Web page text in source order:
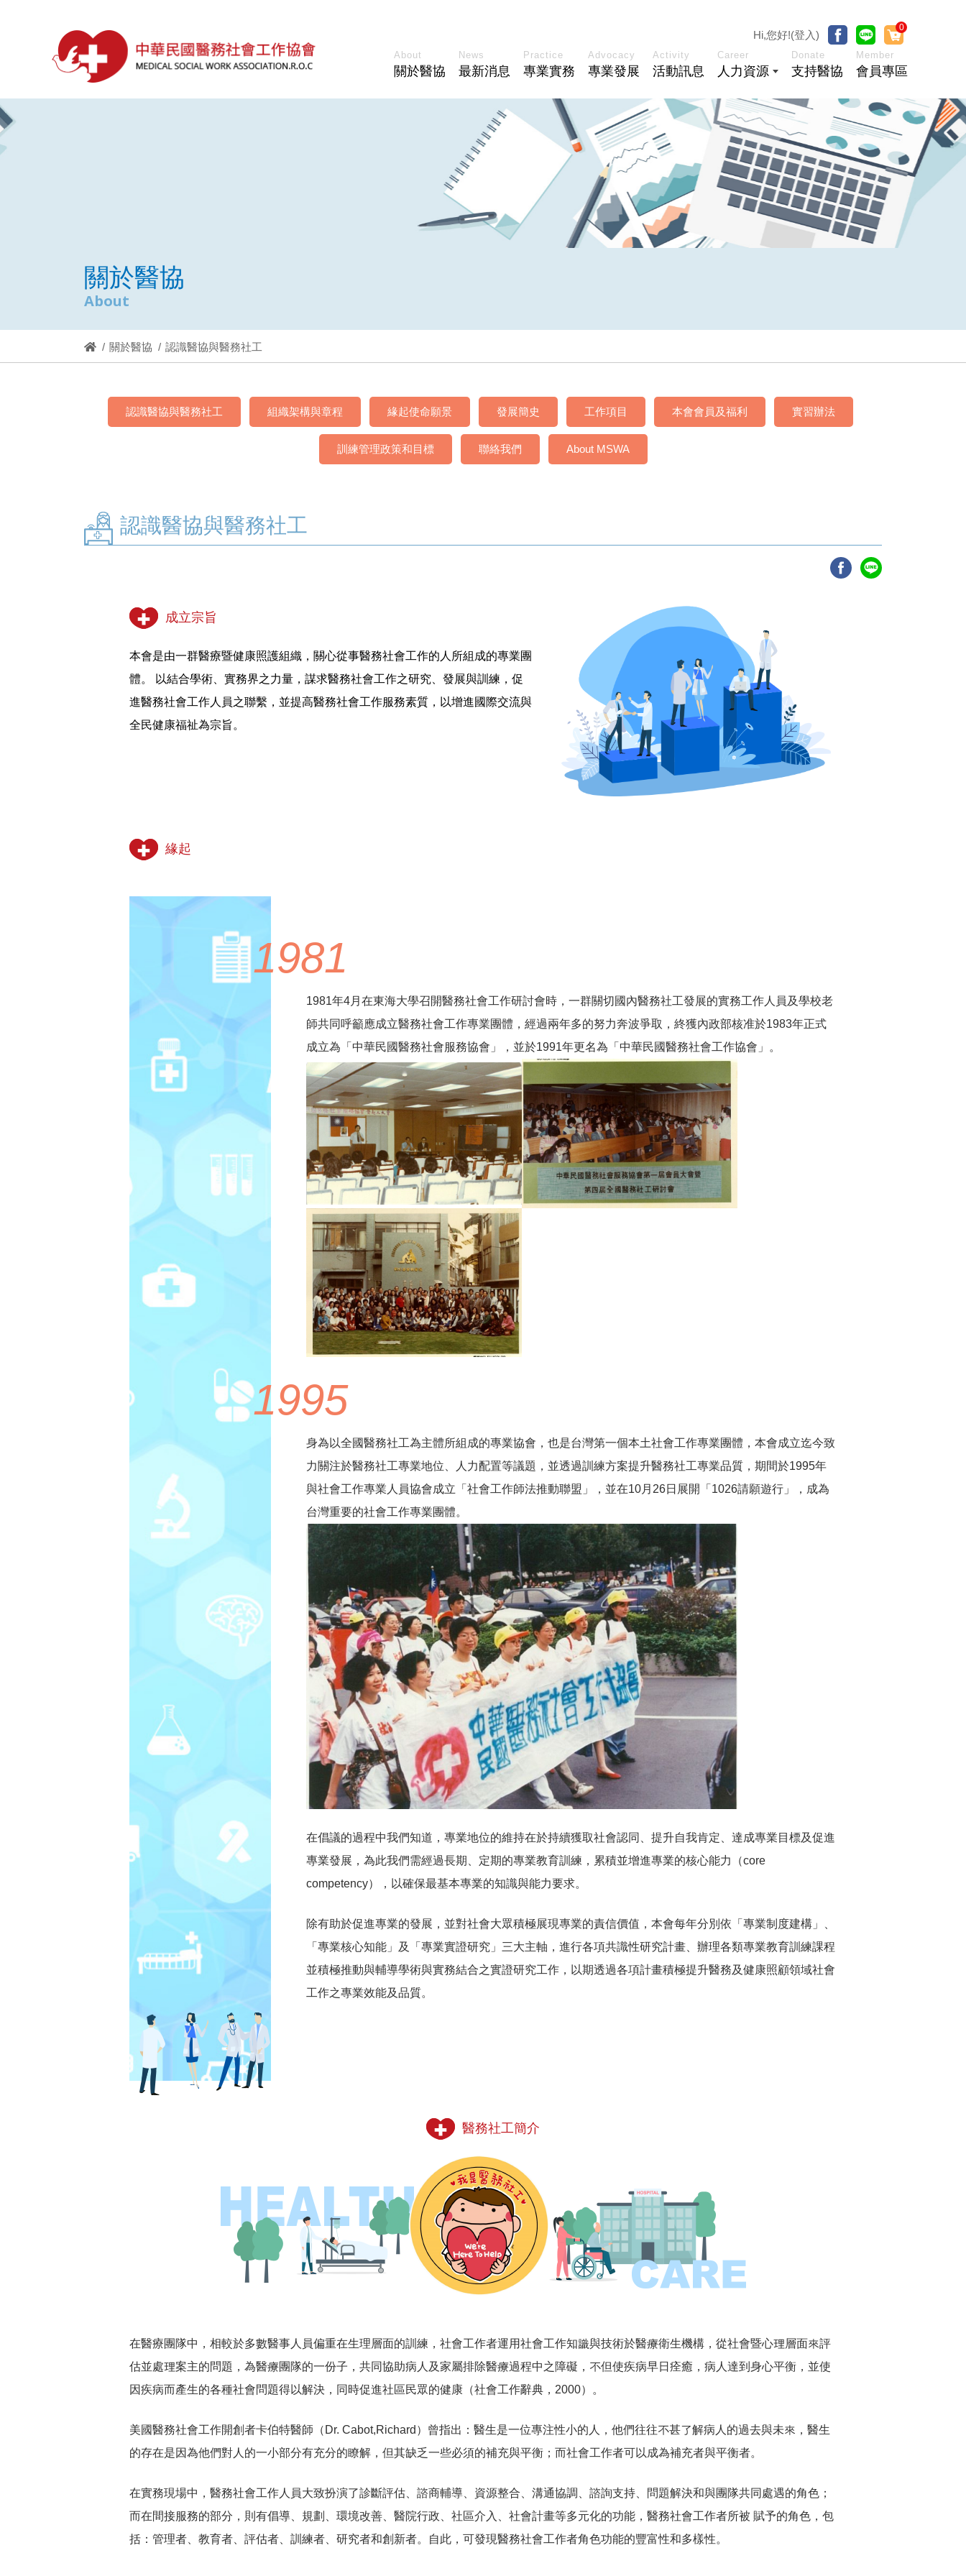
About
關於醫協
News
最新消息
Practice
專業實務
Advocacy
專業發展
Activity
活動訊息
Career
人力資源
Donate
支持醫協
Member
會員專區
Hi,您好!(登入)
0
關於醫協
About
關於醫協 認識醫協與醫務社工
認識醫協與醫務社工 組織架構與章程 緣起使命願景 發展簡史 工作項目 本會會員及福利 實習辦法
訓練管理政策和目標 聯絡我們 About MSWA
認識醫協與醫務社工
成立宗旨
本會是由一群醫療暨健康照護組織，關心從事醫務社會工作的人所組成的專業團
體。 以結合學術、實務界之力量，謀求醫務社會工作之研究、發展與訓練，促
進醫務社會工作人員之聯繫，並提高醫務社會工作服務素質，以增進國際交流與
全民健康福祉為宗旨。
緣起
1981
1981年4月在東海大學召開醫務社會工作研討會時，一群關切國內醫務社工發展的實務工作人員及學校老
師共同呼籲應成立醫務社會工作專業團體，經過兩年多的努力奔波爭取，終獲內政部核准於1983年正式
成立為「中華民國醫務社會服務協會」，並於1991年更名為「中華民國醫務社會工作協會」。
1995
身為以全國醫務社工為主體所組成的專業協會，也是台灣第一個本土社會工作專業團體，本會成立迄今致
力關注於醫務社工專業地位、人力配置等議題，並透過訓練方案提升醫務社工專業品質，期間於1995年
與社會工作專業人員協會成立「社會工作師法推動聯盟」，並在10月26日展開「1026請願遊行」，成為
台灣重要的社會工作專業團體。
在倡議的過程中我們知道，專業地位的維持在於持續獲取社會認同、提升自我肯定、達成專業目標及促進
專業發展，為此我們需經過長期、定期的專業教育訓練，累積並增進專業的核心能力（core
competency），以確保最基本專業的知識與能力要求。
除有助於促進專業的發展，並對社會大眾積極展現專業的責信價值，本會每年分別依「專業制度建構」、
「專業核心知能」及「專業實證研究」三大主軸，進行各項共識性研究計畫、辦理各類專業教育訓練課程
並積極推動與輔導學術與實務結合之實證研究工作，以期透過各項計畫積極提升醫務及健康照顧領域社會
工作之專業效能及品質。
醫務社工簡介
在醫療團隊中，相較於多數醫事人員偏重在生理層面的訓練，社會工作者運用社會工作知識與技術於醫療衛生機構，從社會暨心理層面來評
估並處理案主的問題，為醫療團隊的一份子，共同協助病人及家屬排除醫療過程中之障礙，不但使疾病早日痊癒，病人達到身心平衡，並使
因疾病而產生的各種社會問題得以解決，同時促進社區民眾的健康（社會工作辭典，2000）。
美國醫務社會工作開創者卡伯特醫師（Dr. Cabot,Richard）曾指出：醫生是一位專注性小的人，他們往往不甚了解病人的過去與未來，醫生
的存在是因為他們對人的一小部分有充分的瞭解，但其缺乏一些必須的補充與平衡；而社會工作者可以成為補充者與平衡者。
在實務現場中，醫務社會工作人員大致扮演了診斷評估、諮商輔導、資源整合、溝通協調、諮詢支持、問題解決和與團隊共同處遇的角色；
而在間接服務的部分，則有倡導、規劃、環境改善、醫院行政、社區介入、社會計畫等多元化的功能，醫務社會工作者所被 賦予的角色，包
括：管理者、教育者、評估者、訓練者、研究者和創新者。自此，可發現醫務社會工作者角色功能的豐富性和多樣性。